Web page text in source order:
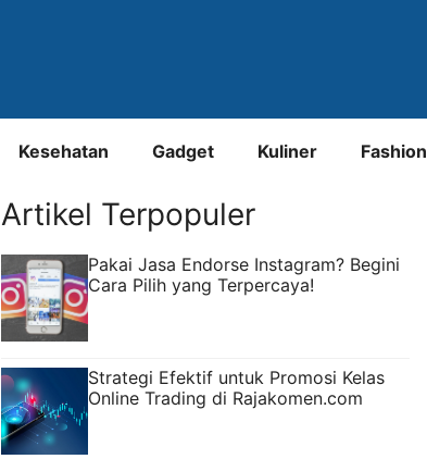
Kesehatan Gadget Kuliner Fashion
Artikel Terpopuler
Pakai Jasa Endorse Instagram? Begini
Cara Pilih yang Terpercaya!
Strategi Efektif untuk Promosi Kelas
Online Trading di Rajakomen.com